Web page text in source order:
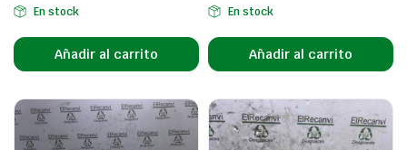
En stock
Añadir al carrito
En stock
Añadir al carrito